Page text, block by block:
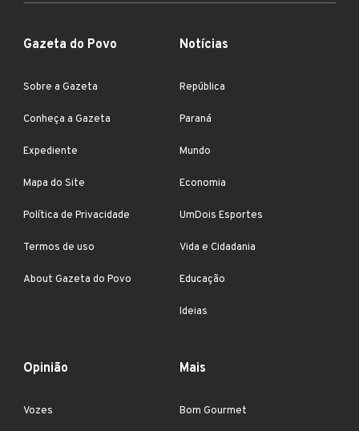
Gazeta do Povo
Sobre a Gazeta
Conheça a Gazeta
Expediente
Mapa do Site
Política de Privacidade
Termos de uso
About Gazeta do Povo
Notícias
República
Paraná
Mundo
Economia
UmDois Esportes
Vida e Cidadania
Educação
Ideias
Opinião
Vozes
Mais
Bom Gourmet